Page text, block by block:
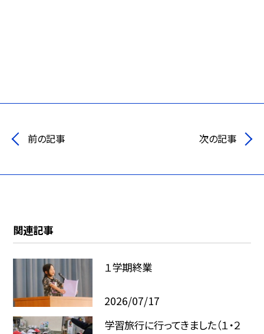
前の記事 次の記事
関連記事
１学期終業
2026/07/17
学習旅行に行ってきました（１・２